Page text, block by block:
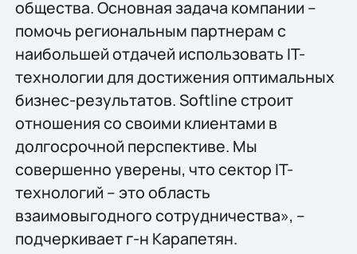
общества. Основная задача компании –
помочь региональным партнерам с
наибольшей отдачей использовать IT-
технологии для достижения оптимальных
бизнес-результатов. Softline строит
отношения со своими клиентами в
долгосрочной перспективе. Мы
совершенно уверены, что сектор IT-
технологий – это область
взаимовыгодного сотрудничества», –
подчеркивает г-н Карапетян.